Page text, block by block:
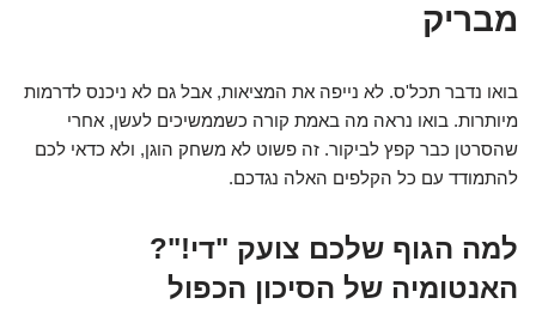
מבריק
בואו נדבר תכל'ס. לא נייפה את המציאות, אבל גם לא ניכנס לדרמות
מיותרות. בואו נראה מה באמת קורה כשממשיכים לעשן, אחרי
שהסרטן כבר קפץ לביקור. זה פשוט לא משחק הוגן, ולא כדאי לכם
להתמודד עם כל הקלפים האלה נגדכם.
למה הגוף שלכם צועק "די!"?
האנטומיה של הסיכון הכפול